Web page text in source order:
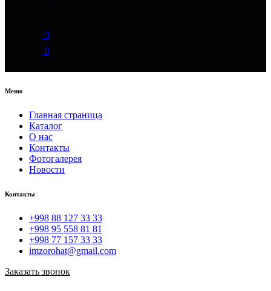
0
0
Меню
Главная страница
Каталог
О нас
Контакты
Фотогалерея
Новости
Контакты
+998 88 127 33 33
+998 95 558 81 81
+998 77 157 33 33
imzorohat@gmail.com
Заказать звонок